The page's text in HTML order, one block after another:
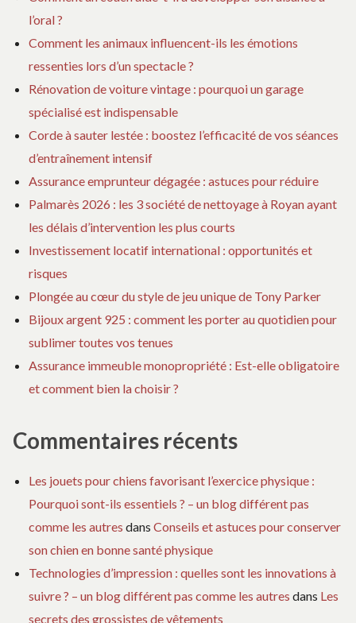
l’oral ?
Comment les animaux influencent-ils les émotions
ressenties lors d’un spectacle ?
Rénovation de voiture vintage : pourquoi un garage
spécialisé est indispensable
Corde à sauter lestée : boostez l’efficacité de vos séances
d’entraînement intensif
Assurance emprunteur dégagée : astuces pour réduire
Palmarès 2026 : les 3 société de nettoyage à Royan ayant
les délais d’intervention les plus courts
Investissement locatif international : opportunités et
risques
Plongée au cœur du style de jeu unique de Tony Parker
Bijoux argent 925 : comment les porter au quotidien pour
sublimer toutes vos tenues
Assurance immeuble monopropriété : Est-elle obligatoire
et comment bien la choisir ?
Commentaires récents
Les jouets pour chiens favorisant l’exercice physique :
Pourquoi sont-ils essentiels ? – un blog différent pas
comme les autres dans Conseils et astuces pour conserver
son chien en bonne santé physique
Technologies d’impression : quelles sont les innovations à
suivre ? – un blog différent pas comme les autres dans Les
secrets des grossistes de vêtements